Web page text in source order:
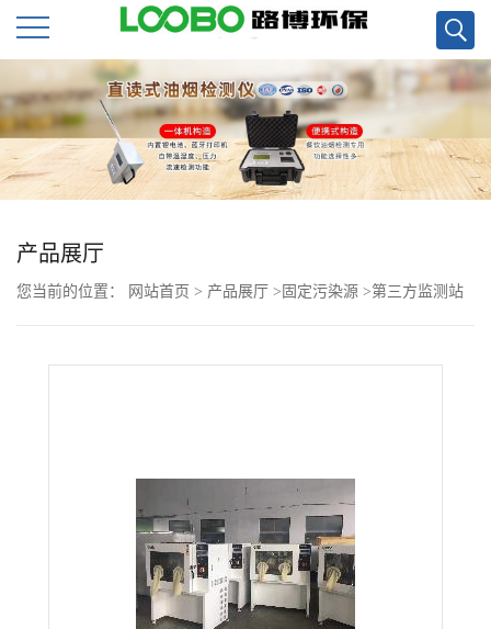
公
司
首
页
公
产品展厅
您当前的位置： 网站首页 > 产品展厅 > 固定污染源 >第三方监测站